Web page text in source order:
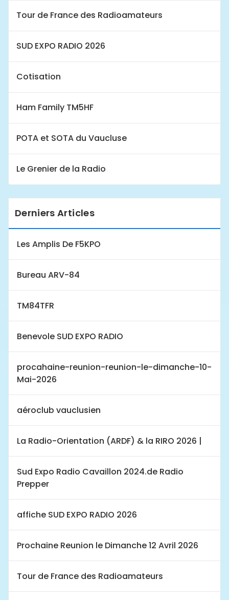
Tour de France des Radioamateurs
SUD EXPO RADIO 2026
Cotisation
Ham Family TM5HF
POTA et SOTA du Vaucluse
Le Grenier de la Radio
Derniers Articles
Les Amplis De F5KPO
Bureau ARV-84
TM84TFR
Benevole SUD EXPO RADIO
procahaine-reunion-reunion-le-dimanche-10-
Mai-2026
aéroclub vauclusien
La Radio-Orientation (ARDF) & la RIRO 2026 |
Sud Expo Radio Cavaillon 2024.de Radio
Prepper
affiche SUD EXPO RADIO 2026
Prochaine Reunion le Dimanche 12 Avril 2026
Tour de France des Radioamateurs